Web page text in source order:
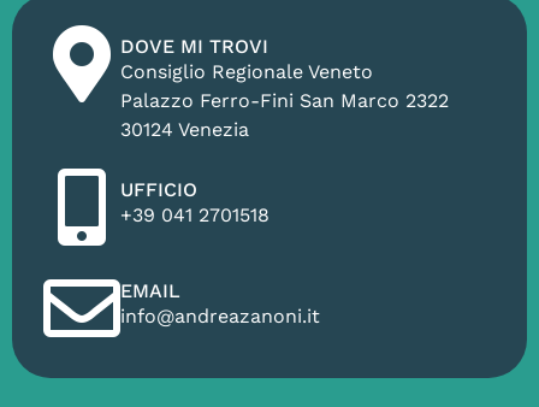
DOVE MI TROVI
Consiglio Regionale Veneto
Palazzo Ferro-Fini San Marco 2322
30124 Venezia
UFFICIO
+39 041 2701518
EMAIL
info@andreazanoni.it